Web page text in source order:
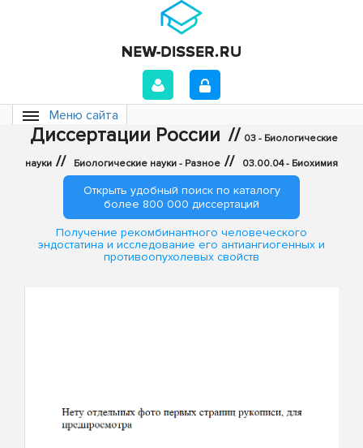
Меню сайта
Диссертации России // 03 - Биологические
науки // Биологические науки - Разное // 03.00.04 - Биохимия
Открыть удобный поиск по каталогу
более 800 000 диссертаций
Получение рекомбинантного человеческого
эндостатина и исследование его антиангиогенных и
противоопухолевых свойств